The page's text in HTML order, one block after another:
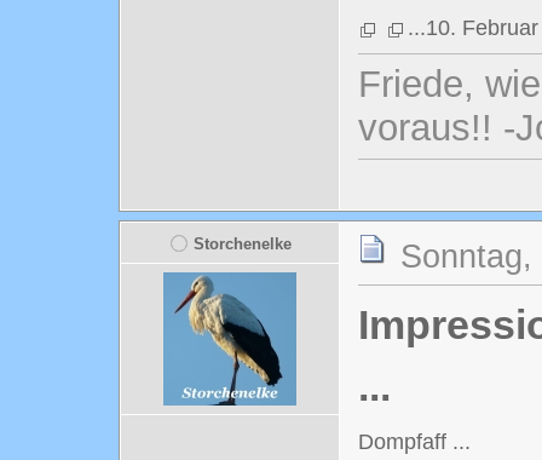
...10.
Friede,
voraus!! -
Storchenelke
...
Dompfaff ...